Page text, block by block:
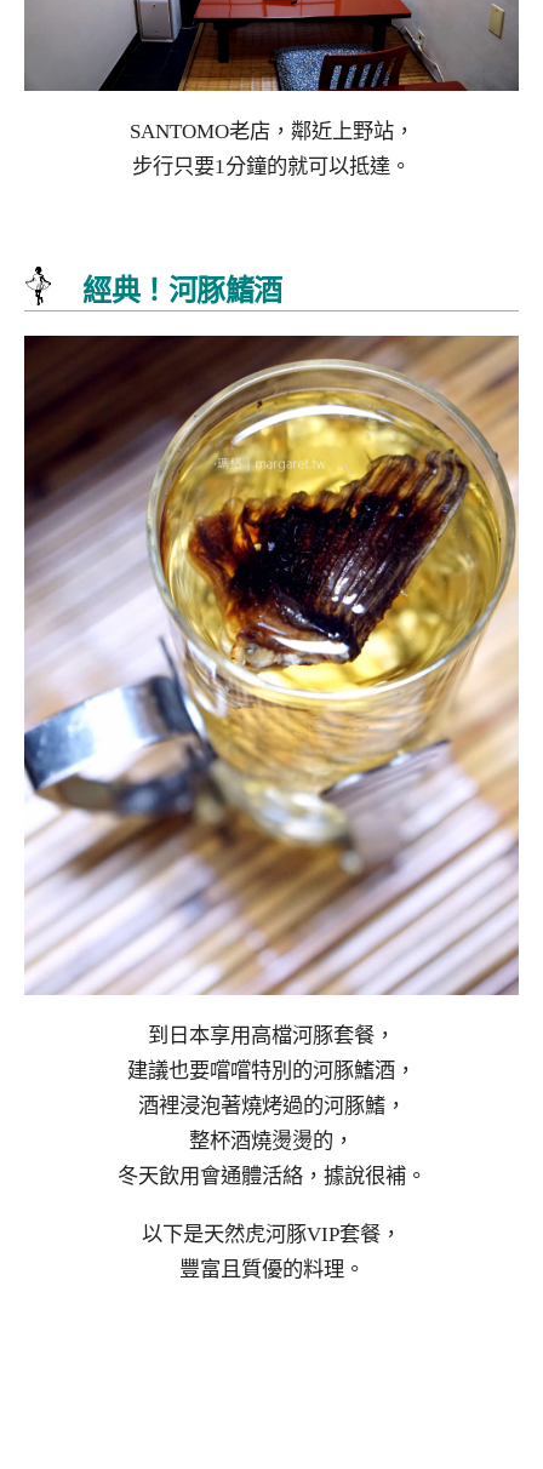
SANTOMO老店，鄰近上野站，
步行只要1分鐘的就可以抵達。
經典！河豚鰭酒
到日本享用高檔河豚套餐，
建議也要嚐嚐特別的河豚鰭酒，
酒裡浸泡著燒烤過的河豚鰭，
整杯酒燒燙燙的，
冬天飲用會通體活絡，據說很補。
以下是天然虎河豚VIP套餐，
豐富且質優的料理。